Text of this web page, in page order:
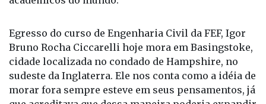
buscou qualificar seus alunos para torná-los
Egresso do curso de Engenharia Civil da FEF, Igor
Bruno Rocha Ciccarelli hoje mora em Basingstoke,
cidade localizada no condado de Hampshire, no
sudeste da Inglaterra. Ele nos conta como a idéia de